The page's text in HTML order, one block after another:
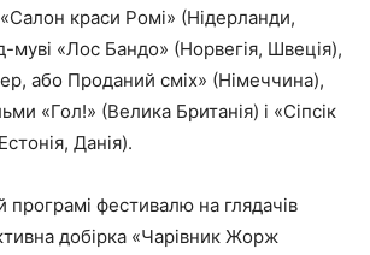
краси Ромі» (Нідерланди,
муві «Лос Бандо» (Норвегія, Швеція),
або Проданий сміх» (Німеччина),
«Гол!» (Велика Британія) і «Сіпсік
Данія).
програмі фестивалю на глядачів
добірка «Чарівник Жорж